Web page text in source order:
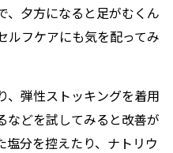
、夕方になると足がむくん
ルフケアにも気を配ってみ
、弾性ストッキングを着用
などを試してみると改善が
塩分を控えたり、ナトリウ